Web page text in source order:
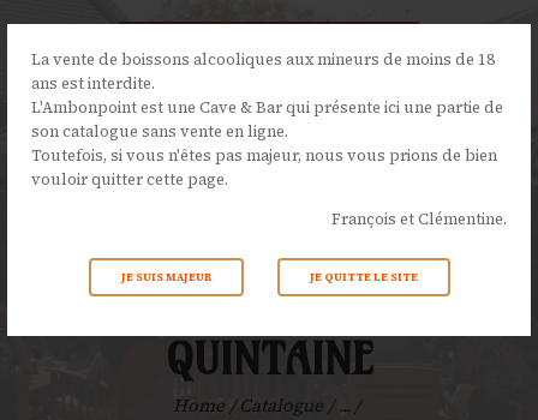
La vente de boissons alcooliques aux mineurs de moins de 18
ans est interdite.
L'Ambonpoint est une Cave & Bar qui présente ici une partie de
son catalogue sans vente en ligne.
Toutefois, si vous n'êtes pas majeur, nous vous prions de bien
vouloir quitter cette page.
François et Clémentine.
JE SUIS MAJEUR JE QUITTE LE SITE
EMILIAN GILLET
QUINTAINE
Home Catalogue
...
L’AMBONPOINT
LA CAVE
NOS ÉVÉNEMENTS
ACTUALITÉS
CONTACTS